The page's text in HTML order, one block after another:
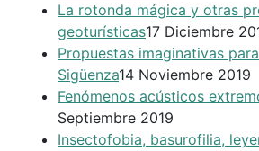
La rotonda mágica y otras
geoturísticas17 Diciembre
Propuestas imaginativas
Sigüenza14 Noviembre 2019
Fenómenos acústicos
Septiembre 2019
Insectofobia, basurofilia,